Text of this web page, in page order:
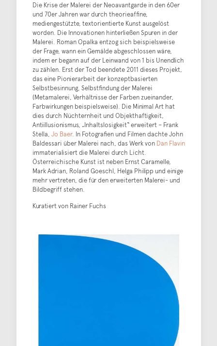
Die Krise der Malerei der Neoavantgarde in den 60er
und 70er Jahren war durch theorieaffine,
mediengestützte, textorientierte Kunst ausgelöst
worden. Die Innovationen hinterließen Spuren in der
Malerei. Roman Opalka entzog sich beispielsweise
der Frage, wann ein Gemälde abgeschlossen wäre,
indem er begann auf der Leinwand von 1 bis Unendlich
zu zählen. Erst der Tod beendete 2011 dieses Projekt,
das eine Pionierarbeit der konzeptbasierten
Selbstbesinnung, Selbstfindung der Malerei
(Metamalerei, Verhältnisse der Farben zueinander,
Farbwirkungen beispielsweise). Die Minimal Art hat
dies durch Nüchternheit und Objekthaftigkeit,
Antiillusionismus, „Inhaltslosigkeit“ erweitert – Frank
Stella, Jo Baer. In Fotografien und Filmen dachte John
Baldessari über Malerei nach, das Werk von Dan Flavin
immaterialisiert die Malerei durch Licht.
Österreichische Kunst ist neben Ernst Caramelle,
Mark Adrian, Roland Goeschl, Helga Philipp und einige
mehr vertreten, die für den erweiterten Malerei- und
Bildbegriff stehen.
Kuratiert von Rainer Fuchs